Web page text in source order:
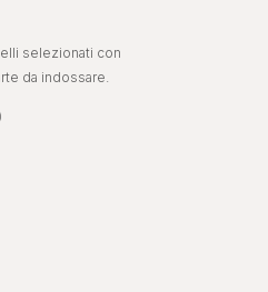
selezionati con
da indossare.